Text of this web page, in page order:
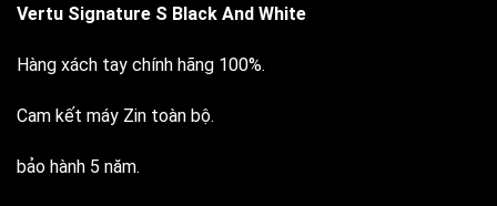
Vertu Signature S Black And White
Hàng xách tay chính hãng 100%.
Cam kết máy Zin toàn bộ.
bảo hành 5 năm.